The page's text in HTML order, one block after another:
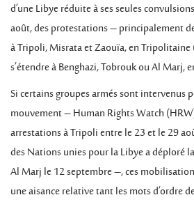
d’une Libye réduite à ses seules
août, des protestations – principalement
à Tripoli, Misrata et Zaouïa, en Tripolitaine
s’étendre à Benghazi, Tobrouk ou Al Marj,
Si certains groupes armés sont intervenus
mouvement – Human Rights Watch
arrestations à Tripoli entre le 23 et le 29
des Nations unies pour la Libye a déploré
Al Marj le 12 septembre –, ces
une aisance relative tant les mots d’ordre